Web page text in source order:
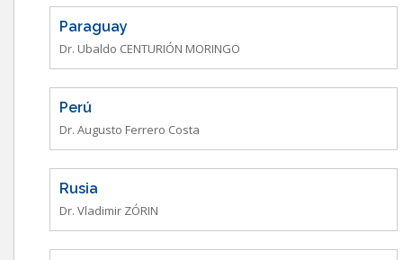
Paraguay
Dr. Ubaldo CENTURIÓN MORINGO
Perú
Dr. Augusto Ferrero Costa
Rusia
Dr. Vladimir ZÓRIN